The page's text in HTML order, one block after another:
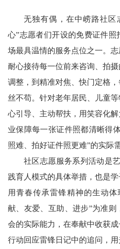
无独有偶，在中崂路社区
心”志愿者们开设的免费证件
场最具温情的服务点位之一。
耐心接待每一位前来咨询、拍
调整，到精准对焦、快门定格
丝不苟。针对老年居民、儿童
心引导、主动帮扶，用笑容化
业保障每一张证件照都清晰得
照难、拍好证件照更难”的实际
社区志愿服务系列活动是
践育人模式的具体举措，也是学
用青春传承雷锋精神的生动体
献、友爱、互助、进步”为准
会的实际能力，在奉献中收获
行动回应雷锋日记中的追问，